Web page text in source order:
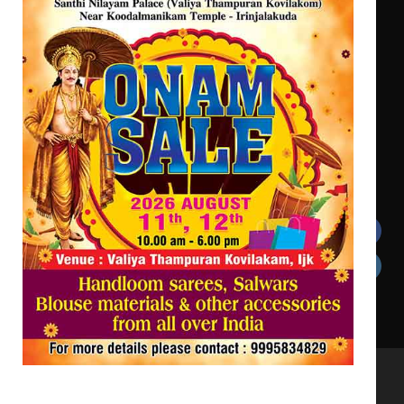
ട്യുണീഷ്യൻ ചിത്രം ” ദി വോയിസ്
ഓഫ് ഹിന്ദ് റജബ് ” ഇരിങ്ങാലക്കുട
ഫിലിം സൊസൈറ്റി ആഗസ്റ്റ് 7
വെള്ളിയാഴ്ച സ്‌ക്രീൻ ചെയ്യുന്നു
Get In Touch
Twitter Facebook
LinkedIn Instagram
YouTube
All Rights Reserved to irinjalakudalive.com Powered